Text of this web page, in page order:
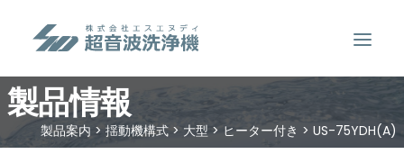
製品案内
超音波洗浄のしくみ
製品情報
製品案内 > 揺動機構式 > 大型 > ヒーター付き > US-75YDH(A)